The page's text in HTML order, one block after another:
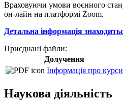
Враховуючи умови воєнного
он-лайн на платформі Zoom.
Детальна інформація
Приєднані файли:
Долучення
Інформація про курси
Наукова діяльність